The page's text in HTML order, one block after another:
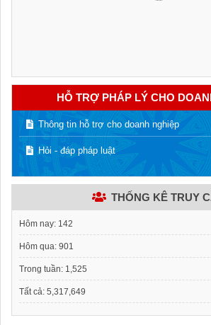
HỖ TRỢ PHÁP LÝ CHO
Thông tin hỗ trợ cho doanh nghiệp
Hỏi - đáp pháp luật
THỐNG KÊ TRUY
Hôm nay: 142
Hôm qua: 901
Trong tuần: 1,525
Tất cả: 5,317,649